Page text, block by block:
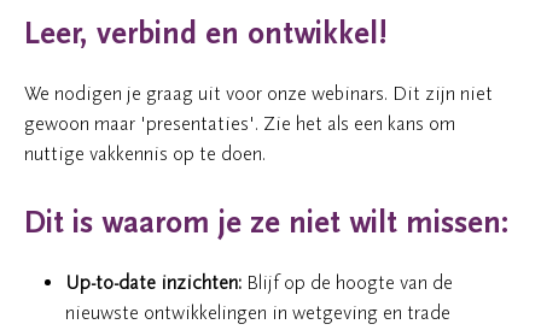
Leer, verbind en ontwikkel!
We nodigen je graag uit voor onze webinars. Dit zijn niet
gewoon maar 'presentaties'. Zie het als een kans om
nuttige vakkennis op te doen.
Dit is waarom je ze niet wilt missen:
Up-to-date inzichten: Blijf op de hoogte van de
nieuwste ontwikkelingen in wetgeving en trade